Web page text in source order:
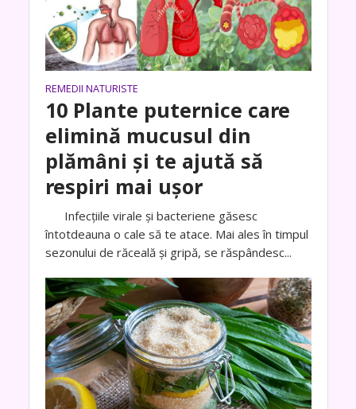
REMEDII NATURISTE
10 Plante puternice care
elimină mucusul din
plămâni și te ajută să
respiri mai ușor
Infecțiile virale și bacteriene găsesc
întotdeauna o cale să te atace. Mai ales în timpul
sezonului de răceală și gripă, se răspândesc...